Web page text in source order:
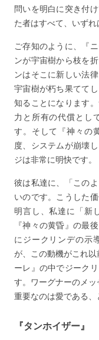
問いを明白に突き付
た者はすべて、いずれ
ご存知のように、『
ンが宇宙樹から枝を
ンはそこに新しい法
宇宙樹が朽ち果てて
知ることになります
力と所有の代償とし
す。そして『神々の
度、システムが崩壊
ジは非常に明快です。
彼は私達に、「この
いのです。こうした
明言し、私達に「新
『神々の黄昏』の最
にジークリンデの示
が、この動機がこれ
ーレ』の中でジーク
す。ワーグナーのメ
重要なのは愛である、
『タンホイザー』